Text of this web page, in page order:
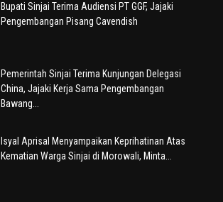
Bupati Sinjai Terima Audiensi PT GGF, Jajaki
Pengembangan Pisang Cavendish
Pemerintah Sinjai Terima Kunjungan Delegasi
China, Jajaki Kerja Sama Pengembangan
Bawang...
Isyal Aprisal Menyampaikan Keprihatinan Atas
Kematian Warga Sinjai di Morowali, Minta...